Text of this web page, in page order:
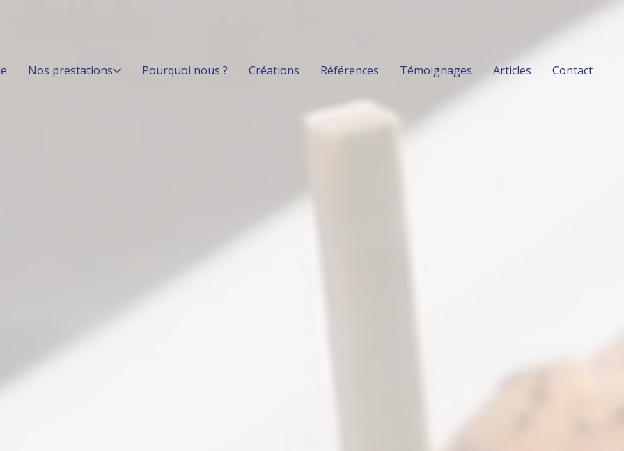
Nos prestations Pourquoi nous ? Créations Références Témoignages Articles Contact